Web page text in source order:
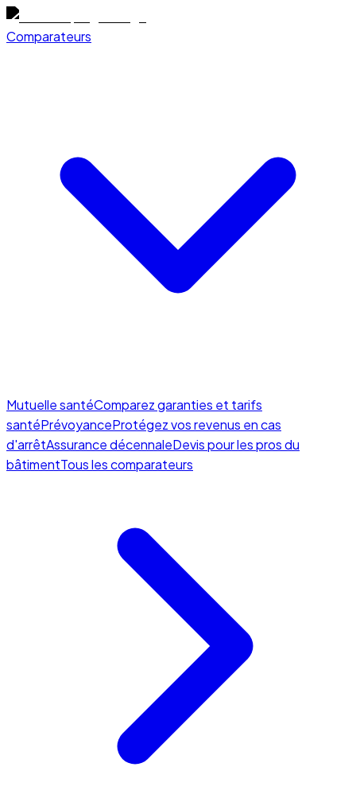
Comparateurs
Mutuelle santéComparez garanties et tarifs
santéPrévoyanceProtégez vos revenus en cas
d'arrêtAssurance décennaleDevis pour les pros du
bâtimentTous les comparateurs